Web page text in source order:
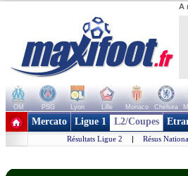
A
OM PSG Lyon Lille Monaco Chelsea
+ de clubs
Mercato Ligue 1 L2/Coupes
Résultats Ligue 2 | Résus